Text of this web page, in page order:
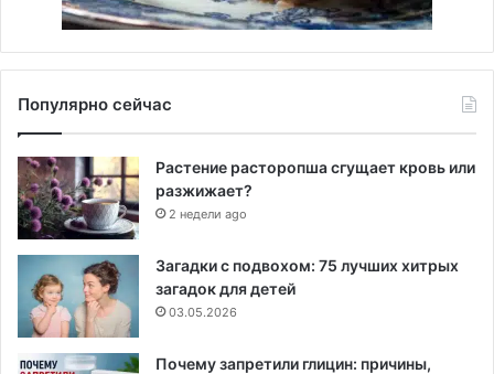
Популярно сейчас
Растение расторопша сгущает кровь или
разжижает?
2 недели ago
Загадки с подвохом: 75 лучших хитрых
загадок для детей
03.05.2026
Почему запретили глицин: причины,